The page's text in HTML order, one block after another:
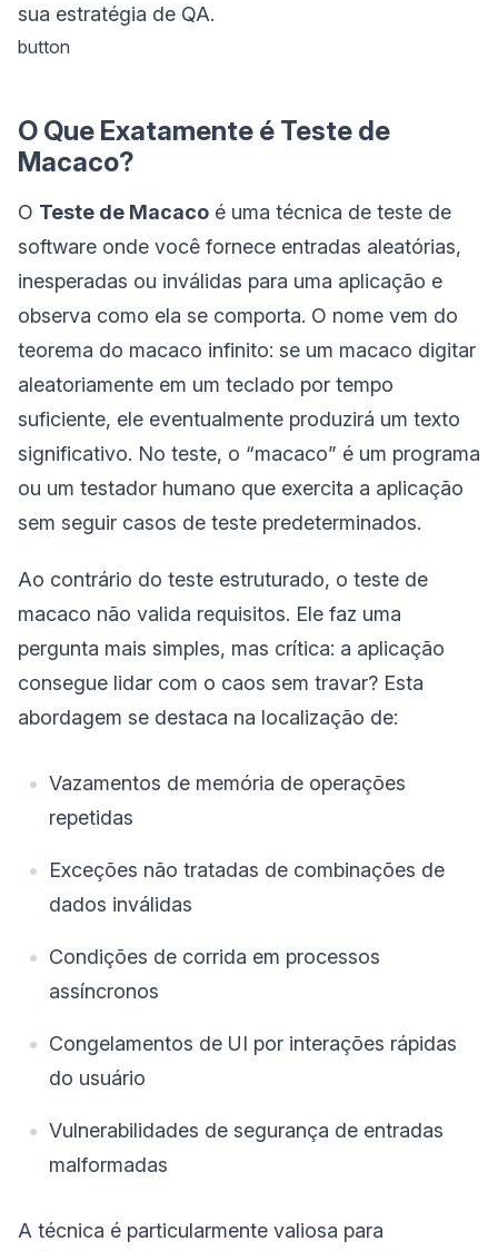
sua estratégia de QA.
button
O Que Exatamente é Teste de
Macaco?
O Teste de Macaco é uma técnica de teste de
software onde você fornece entradas aleatórias,
inesperadas ou inválidas para uma aplicação e
observa como ela se comporta. O nome vem do
teorema do macaco infinito: se um macaco digitar
aleatoriamente em um teclado por tempo
suficiente, ele eventualmente produzirá um texto
significativo. No teste, o “macaco” é um programa
ou um testador humano que exercita a aplicação
sem seguir casos de teste predeterminados.
Ao contrário do teste estruturado, o teste de
macaco não valida requisitos. Ele faz uma
pergunta mais simples, mas crítica: a aplicação
consegue lidar com o caos sem travar? Esta
abordagem se destaca na localização de:
Vazamentos de memória de operações
repetidas
Exceções não tratadas de combinações de
dados inválidas
Condições de corrida em processos
assíncronos
Congelamentos de UI por interações rápidas
do usuário
Vulnerabilidades de segurança de entradas
malformadas
A técnica é particularmente valiosa para